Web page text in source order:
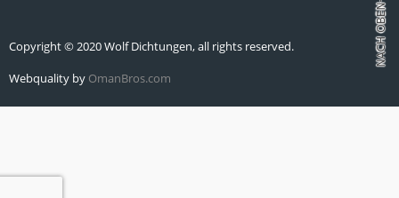
Copyright © 2020 Wolf Dichtungen, all rights reserved.
Webquality by OmanBros.com